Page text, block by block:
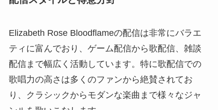
Elizabeth Rose Bloodflameの配信は非常にバラエ
ティに富んでおり、ゲーム配信から歌配信、雑談
配信まで幅広く活動しています。特に歌配信での
歌唱力の高さは多くのファンから絶賛されてお
り、クラシックからモダンな楽曲まで様々なジャ